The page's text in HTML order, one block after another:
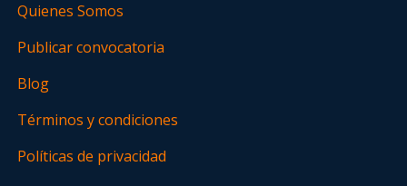
Quienes Somos
Publicar convocatoria
Blog
Términos y condiciones
Políticas de privacidad